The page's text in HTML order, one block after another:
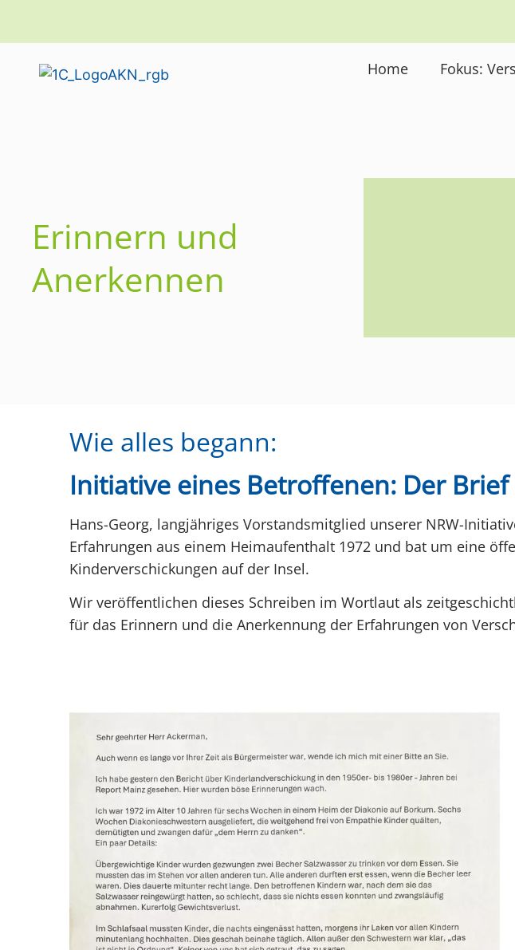
Home Fokus:
Erinnern und
Anerkennen
Wie alles begann:
Initiative eines Betroffenen: Der
Hans-Georg, langjähriges Vorstandsmitglied unserer NRW-
Erfahrungen aus einem Heimaufenthalt 1972 und bat um eine
Kinderverschickungen auf der Insel.
Wir veröffentlichen dieses Schreiben im Wortlaut als
für das Erinnern und die Anerkennung der Erfahrungen von